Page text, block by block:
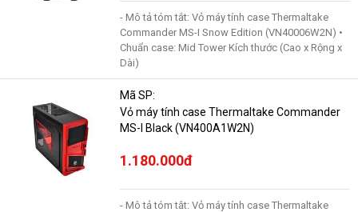
- Mô tả tóm tắt: Vỏ máy tính case Thermaltake
Commander MS-I Snow Edition (VN40006W2N) •
Chuẩn case: Mid Tower Kích thước (Cao x Rộng x
Dài)
Mã SP:
Vỏ máy tính case Thermaltake Commander
MS-I Black (VN400A1W2N)
1.180.000đ
- Mô tả tóm tắt: Vỏ máy tính case Thermaltake